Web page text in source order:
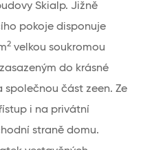
Skialp. Jižně
pokoje disponuje
2 velkou soukromou
do krásné
společnou část zeen. Ze
i na privátní
straně domu.